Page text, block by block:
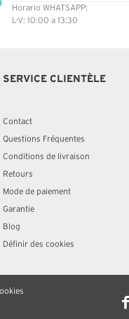
Horario WHATSAPP:
L-V: 10:00 a 13:30
SERVICE CLIENTÈLE
Contact
Questions Fréquentes
Conditions de livraison
Retours
Mode de paiement
Garantie
Blog
Définir des cookies